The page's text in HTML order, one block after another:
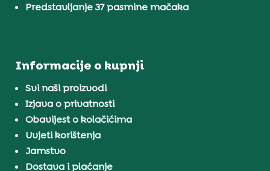
Predstavljanje 37 pasmine mačaka
Informacije o kupnji
Svi naši proizvodi
Izjava o privatnosti
Obavijest o kolačićima
Uvjeti korištenja
Jamstvo
Dostava i plaćanje